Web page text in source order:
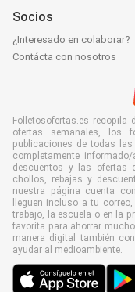
Socios
¿Interesado en colaborar?
Contácta con nosotros
Folletosofertas.es
ofertas semanales, los
publicaciones de todas
completamente
descuentos y las ofertas
chollos, rebajas y
nuestra página cuenta
lleguen incluso a tu
trabajo, la escuela o en la
favorita para ahorrar
manera digital también
ayudar al medioambiente.